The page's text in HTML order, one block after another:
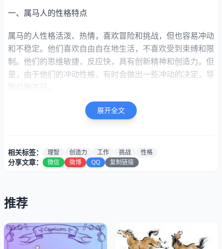
一、属马人的性格特点
属马的人性格活泼、热情，喜欢冒险和挑战，但也容易冲动
和不稳定。他们喜欢自由自在地生活，不喜欢受到束缚和限
制。他们的思维敏捷，反应快，具有创新精神和创造力。但
是，由于他们的冲动性格，有时会做出一些冲动的决定，导
致后悔不已。
二、属马人的职业发展 展开全文
相关标签： 理智 创造力 工作 挑战 性格
分享文章： 微信 微博 QQ 复制链接
推荐